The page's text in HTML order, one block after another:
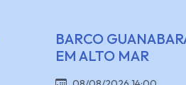
BARCO
EM ALTO MAR